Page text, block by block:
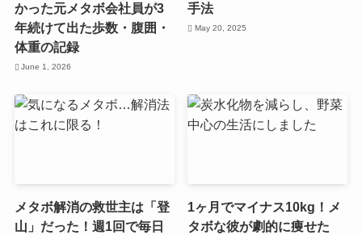
かった元メタボ会社員が3
年続けて出た歩数・腹囲・
体重の記録
June 1, 2026
手法
May 20, 2025
メタボ解消の救世主は「登
山」だった！週1回で毎日
1ヶ月でマイナス10kg！メ
タボな彼が劇的に痩せた